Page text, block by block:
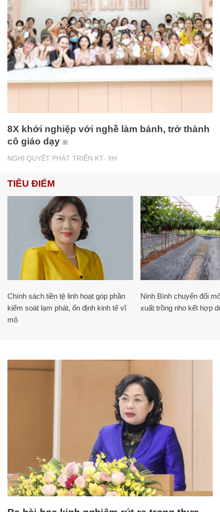
NGHỊ QUYẾT PHÁT TRIỂN KT- XH
8X khởi nghiệp với nghề làm bánh, trở thành
cô giáo dạy
TIÊU ĐIỂM
Chính sách tiền tệ linh hoạt góp phần
kiểm soát lạm phát, ổn định kinh tế vĩ
mô
Ninh Bình chuyển đổi
xuất trồng nho kết hợp